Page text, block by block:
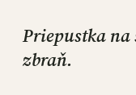
Priepustka na
zbraň.